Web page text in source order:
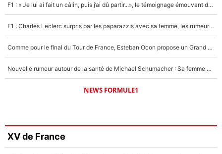
F1 : « Je lui ai fait un câlin, puis j’ai dû partir...», le témoignage émouvant de Max Verstappen sur sa fille
F1 : Charles Leclerc surpris par les paparazzis avec sa femme, les rumeurs étaient vraies !
Comme pour le final du Tour de France, Esteban Ocon propose un Grand Prix de Formule 1 à Paris : «Autour de l’Arc de Triomphe, ce serait génial» !
Nouvelle rumeur autour de la santé de Michael Schumacher : Sa femme Corinna sort du silence
NEWS FORMULE1
XV de France